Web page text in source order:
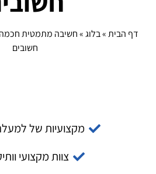
דף הבית»בלוג»חשיבה מתמטית חכמה:
חשובים
מקצועיות של למעלה מ-
צוות מקצועי